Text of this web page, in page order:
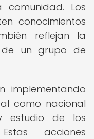
Los
conocimientos
reflejan la
de un grupo de
implementando
como nacional
estudio de los
acciones